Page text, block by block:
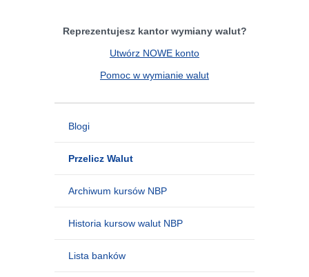
Reprezentujesz kantor wymiany walut?
Utwórz NOWE konto
Pomoc w wymianie walut
Blogi
Przelicz Walut
Archiwum kursów NBP
Historia kursow walut NBP
Lista banków